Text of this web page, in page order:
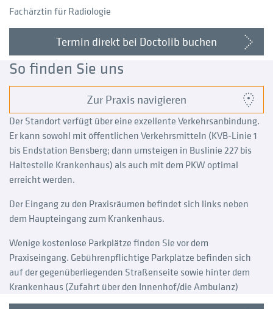
Fachärztin für Radiologie
Termin direkt bei Doctolib buchen
So finden Sie uns
Zur Praxis navigieren
Der Standort verfügt über eine exzellente Verkehrsanbindung.
Er kann sowohl mit öffentlichen Verkehrsmitteln (KVB-Linie 1
bis Endstation Bensberg; dann umsteigen in Buslinie 227 bis
Haltestelle Krankenhaus) als auch mit dem PKW optimal
erreicht werden.
Der Eingang zu den Praxisräumen befindet sich links neben
dem Haupteingang zum Krankenhaus.
Wenige kostenlose Parkplätze finden Sie vor dem
Praxiseingang. Gebührenpflichtige Parkplätze befinden sich
auf der gegenüberliegenden Straßenseite sowie hinter dem
Krankenhaus (Zufahrt über den Innenhof/die Ambulanz)